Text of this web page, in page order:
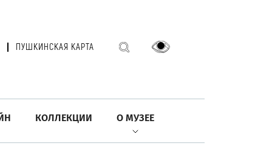
ПУШКИНСКАЯ КАРТА
КОЛЛЕКЦИИ О МУЗЕЕ